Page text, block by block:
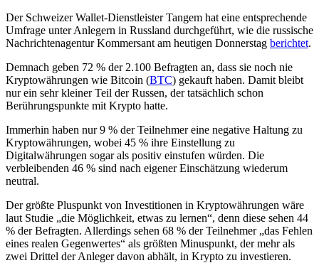
Der Schweizer Wallet-Dienstleister Tangem hat eine entsprechende
Umfrage unter Anlegern in Russland durchgeführt, wie die russische
Nachrichtenagentur Kommersant am heutigen Donnerstag berichtet.
Demnach geben 72 % der 2.100 Befragten an, dass sie noch nie
Kryptowährungen wie Bitcoin (BTC) gekauft haben. Damit bleibt
nur ein sehr kleiner Teil der Russen, der tatsächlich schon
Berührungspunkte mit Krypto hatte.
Immerhin haben nur 9 % der Teilnehmer eine negative Haltung zu
Kryptowährungen, wobei 45 % ihre Einstellung zu
Digitalwährungen sogar als positiv einstufen würden. Die
verbleibenden 46 % sind nach eigener Einschätzung wiederum
neutral.
Der größte Pluspunkt von Investitionen in Kryptowährungen wäre
laut Studie „die Möglichkeit, etwas zu lernen“, denn diese sehen 44
% der Befragten. Allerdings sehen 68 % der Teilnehmer „das Fehlen
eines realen Gegenwertes“ als größten Minuspunkt, der mehr als
zwei Drittel der Anleger davon abhält, in Krypto zu investieren.